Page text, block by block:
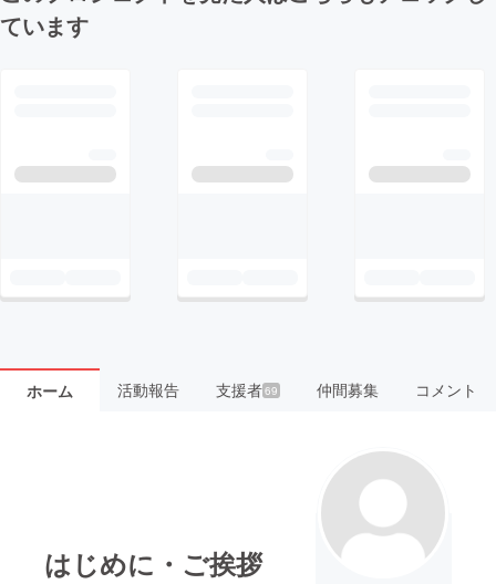
ています
ホーム 活動報告 支援者69 仲間募集 コメント
はじめに・ご挨拶